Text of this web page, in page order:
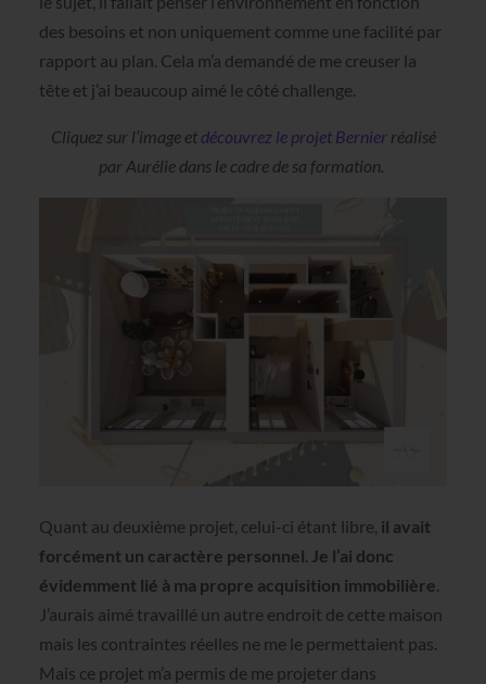
des besoins et non uniquement comme une facilité par
rapport au plan. Cela m’a demandé de me creuser la
tête et j’ai beaucoup aimé le côté challenge.
Cliquez sur l’image et découvrez le projet Bernierréalisé
par Aurélie dans le cadre de sa formation.
Quant au deuxième projet, celui-ci étant libre, il avait
forcément un caractère personnel. Je l’ai donc
évidemment lié à ma propre acquisition immobilière.
J’aurais aimé travaillé un autre endroit de cette maison
mais les contraintes réelles ne me le permettaient pas.
Mais ce projet m’a permis de me projeter dans